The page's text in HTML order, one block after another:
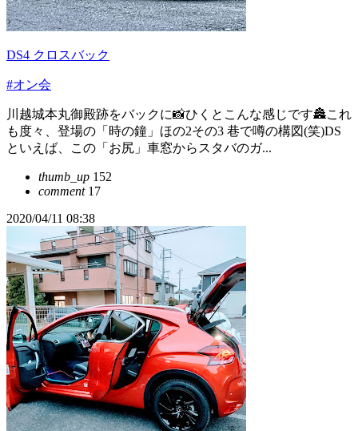
DS4 クロスバック
#オン会
川越城本丸御殿跡をバックに📸ひくとこんな感じです🏯これ
も度々、登場の「時の鐘」ほの2その3 巷で噂の構図(笑)DS
といえば、この「お尻」車窓からスタバのガ...
thumb_up 152
comment17
2020/04/11 08:38